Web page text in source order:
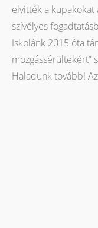
elvitték a kupakokat
szívélyes
Iskolánk 2015 óta
mozgássérültekért”
Haladunk tovább!